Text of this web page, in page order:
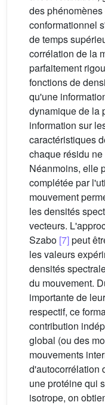
des
conformationnel
de temps
corrélation de la
parfaitement
fonctions de
qu'une
dynamique de la
information sur
caractéristiques
chaque résidu
Néanmoins, elle
complétée par
mouvement
les densités
vecteurs.
Szabo [7]peut
les valeurs
densités
du mouvement.
importante de
respectif, ce
contribution
global (ou des
mouvements
d'autocorrélation
une protéine qui
isotrope, on